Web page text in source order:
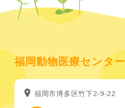
福岡動物医療センター
福岡市博多区竹下2-9-22